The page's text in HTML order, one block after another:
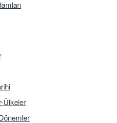
Ülkeler